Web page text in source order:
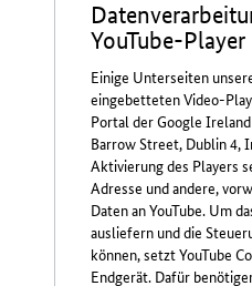
YouTube-Player
Einige Unterseiten
eingebetteten Video-
Portal der Google
Barrow Street, Dublin 4,
Aktivierung des Players
Adresse und andere,
Daten an YouTube. Um
ausliefern und die
können, setzt YouTube
Endgerät. Dafür